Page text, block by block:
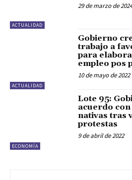
ACTUALIDAD
29 de marzo de
ACTUALIDAD
Gobierno
trabajo a
para
empleo pos
10 de mayo de 2022
ECONOMÍA
Lote 95:
acuerdo
nativas tras
protestas
9 de abril de 2022